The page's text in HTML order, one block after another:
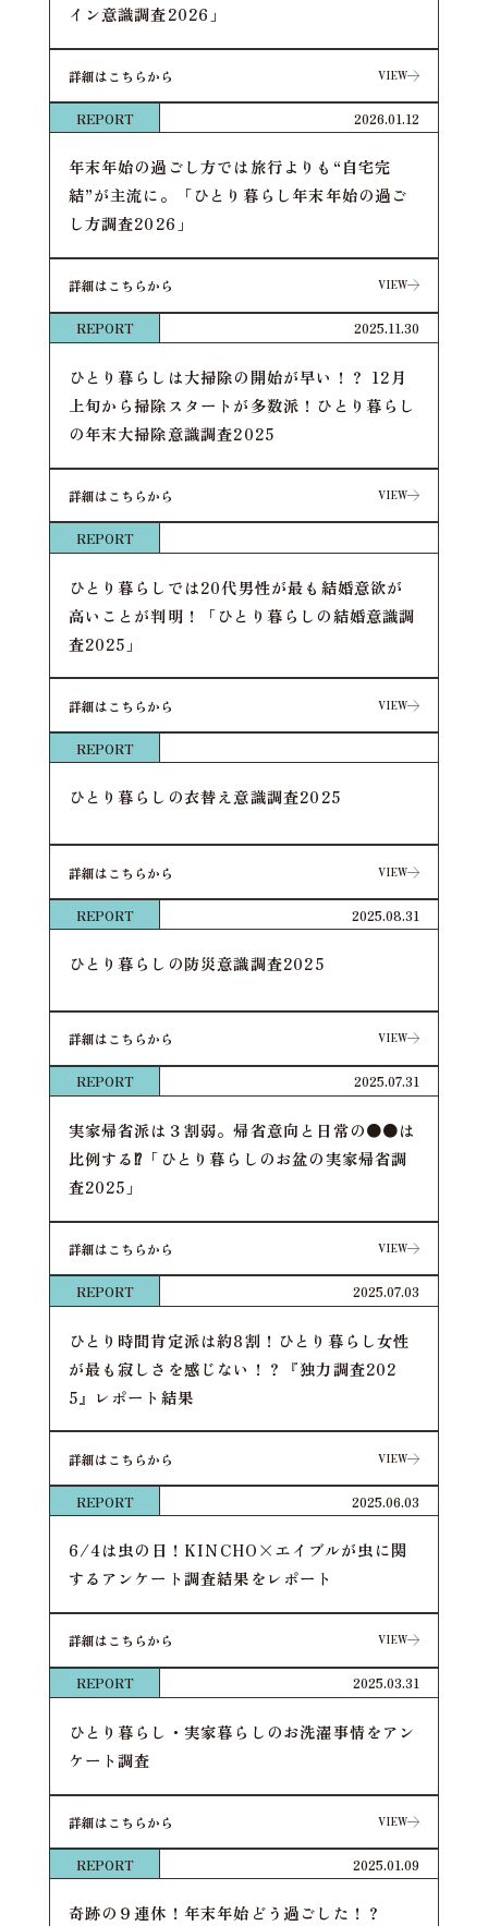
イン意識調査2026」
詳細はこちらから
VIEW
REPORT 2026.01.12
年末年始の過ごし方では旅行よりも“自宅完
結”が主流に。「ひとり暮らし年末年始の過ご
し方調査2026」
詳細はこちらから
VIEW
REPORT 2025.11.30
ひとり暮らしは大掃除の開始が早い！？ 12月
上旬から掃除スタートが多数派！ひとり暮らし
の年末大掃除意識調査2025
詳細はこちらから
VIEW
REPORT
ひとり暮らしでは20代男性が最も結婚意欲が
高いことが判明！「ひとり暮らしの結婚意識調
査2025」
詳細はこちらから
VIEW
REPORT
ひとり暮らしの衣替え意識調査2025
詳細はこちらから
VIEW
REPORT 2025.08.31
ひとり暮らしの防災意識調査2025
詳細はこちらから
VIEW
REPORT 2025.07.31
実家帰省派は３割弱。帰省意向と日常の●●は
比例する⁉「ひとり暮らしのお盆の実家帰省調
査2025」
詳細はこちらから
VIEW
REPORT 2025.07.03
ひとり時間肯定派は約8割！ひとり暮らし女性
が最も寂しさを感じない！？『独力調査202
5』レポート結果
詳細はこちらから
VIEW
REPORT 2025.06.03
6/4は虫の日！KINCHO×エイブルが虫に関
するアンケート調査結果をレポート
詳細はこちらから
VIEW
REPORT 2025.03.31
ひとり暮らし・実家暮らしのお洗濯事情をアン
ケート調査
詳細はこちらから
VIEW
REPORT 2025.01.09
奇跡の９連休！年末年始どう過ごした！？